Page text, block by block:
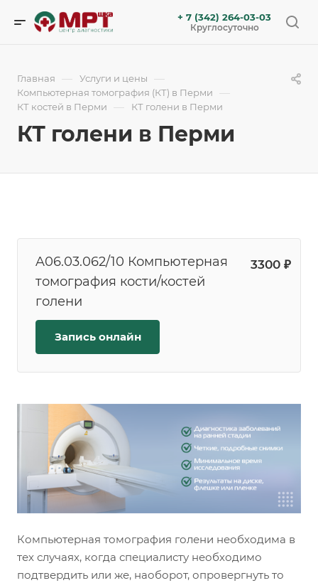
+ 7 (342) 264-03-03
Круглосуточно
Главная — Услуги и цены —
Компьютерная томография (КТ) в Перми —
КТ костей в Перми — КТ голени в Перми
КТ голени в Перми
A06.03.062/10 Компьютерная
томография кости/костей
голени
3300 ₽
Запись онлайн
Компьютерная томография голени необходима в
тех случаях, когда специалисту необходимо
подтвердить или же, наоборот, опровергнуть то